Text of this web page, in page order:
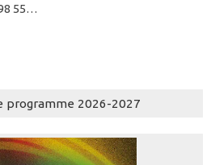
55…
programme 2026-2027